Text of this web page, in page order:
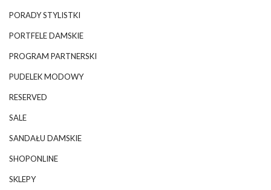
PORADY STYLISTKI
PORTFELE DAMSKIE
PROGRAM PARTNERSKI
PUDELEK MODOWY
RESERVED
SALE
SANDAŁU DAMSKIE
SHOPONLINE
SKLEPY